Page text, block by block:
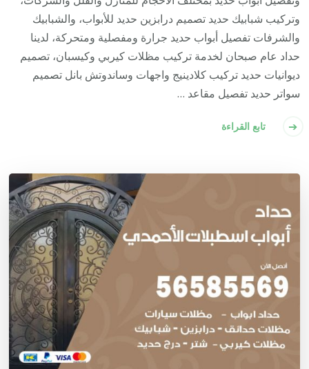
وتركيب شبابيك حديد تصميم درابزين حديد للأبواب، والشبابيك
والشرفات تفصيل أبواب حديد جرارة ومفصلية ومتحركة، لدينا
حداد عام صبحان لخدمة تركيب مظلات كيربي وكيسبان، تصميم
ديوانيات حديد تركيب كلادينيج واجهات وساندوتش بانل تصميم
سواتر حديد تفصيل مقاعد …
تابع القراءة